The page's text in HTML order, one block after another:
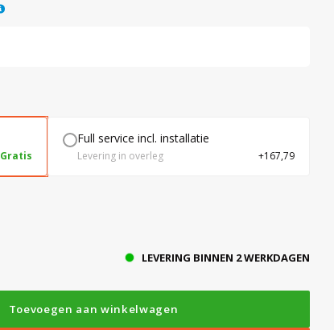
Gratis
Full service incl. installatie
Levering in overleg +167,79
LEVERING BINNEN 2 WERKDAGEN
Toevoegen aan winkelwagen